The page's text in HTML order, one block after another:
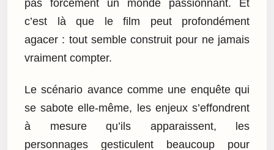
pas forcément un monde passionnant. Et
c’est là que le film peut profondément
agacer : tout semble construit pour ne jamais
vraiment compter.
Le scénario avance comme une enquête qui
se sabote elle-même, les enjeux s’effondrent
à mesure qu’ils apparaissent, les
personnages gesticulent beaucoup pour